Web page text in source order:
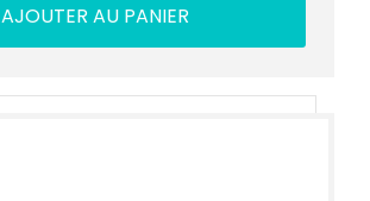
AJOUTER AU PANIER